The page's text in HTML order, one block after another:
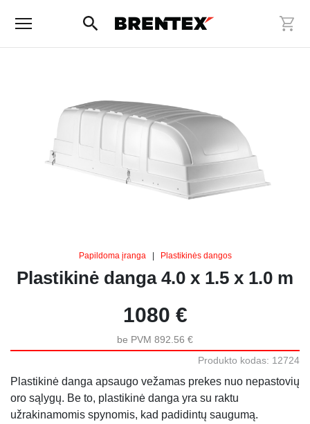
Papildoma įranga| Plastikinės dangos
Plastikinė danga 4.0 x 1.5 x 1.0 m
1080 €
be PVM 892.56 €
Produkto kodas: 12724
Plastikinė danga apsaugo vežamas prekes nuo nepastovių
oro sąlygų. Be to, plastikinė danga yra su raktu
užrakinamomis spynomis, kad padidintų saugumą.